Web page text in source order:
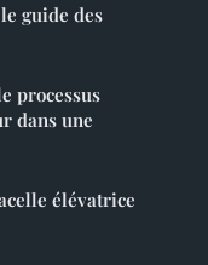
guide des
processus
dans une
élévatrice